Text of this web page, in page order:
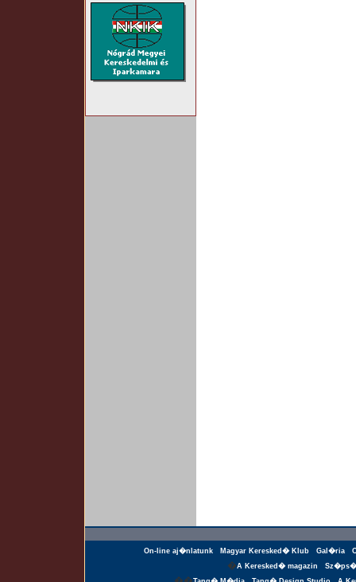
On-line aj�nlatunk Magyar Keresked� Klub Gal�ria
�A Keresked� magazin